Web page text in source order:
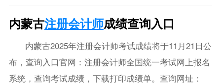
内蒙古注册会计师成绩查询入口
内蒙古2025年注册会计师考试成绩将于11月21日公
布，查询入口官网：注册会计师全国统一考试网上报名
系统，查询考试成绩，下载打印成绩单。查询网址：